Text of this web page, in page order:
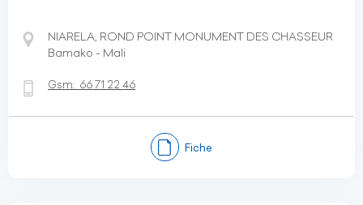
NIARELA, ROND POINT MONUMENT DES CHASSEUR
Bamako - Mali
Gsm: 66 71 22 46
Fiche